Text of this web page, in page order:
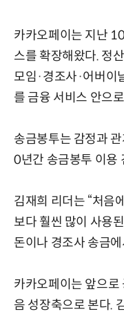
카카오페이는 지난
스를 확장해왔다. 정
모임·경조사·어버이
를 금융 서비스 안으
송금봉투는 감정과
0년간 송금봉투 이용
김재희 리더는 “처음
보다 훨씬 많이 사용
돈이나 경조사 송금
카카오페이는 앞으로
음 성장축으로 본다.